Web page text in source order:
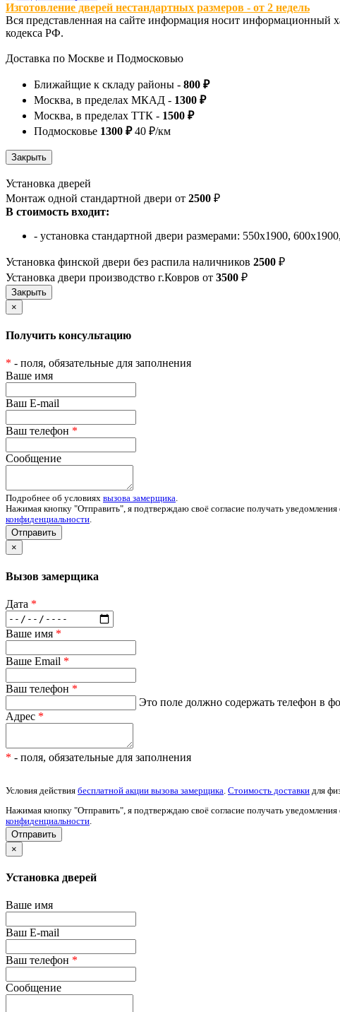
Изготовление дверей нестандартных размеров - от 2 недель
Вся представленная на сайте информация носит информационный
кодекса РФ.
Доставка по Москве и Подмосковью
Ближайщие к складу районы - 800 ₽
Москва, в пределах МКАД - 1300 ₽
Москва, в пределах ТТК - 1500 ₽
Подмосковье 1300 ₽40 ₽/км
Установка дверей
Монтаж одной стандартной двери от 2500 ₽
В стоимость входит:
- установка стандартной двери размерами: 550х1900,
Установка финской двери без распила наличников 2500 ₽
Установка двери производство г.Ковров от 3500 ₽
×
Получить консультацию
* - поля, обязательные для заполнения
Ваше имя
Ваш E-mail
Ваш телефон *
Сообщение
Подробнее об условиях вызова замерщика.
Нажимая кнопку "Отправить", я подтверждаю своё согласие получать
конфиденциальности.
Отправить
×
Вызов замерщика
Дата *
Ваше имя *
Ваше Email *
Ваш телефон *
Это поле должно содержать телефон в
Адрес *
* - поля, обязательные для заполнения
Условия действия бесплатной акции вызова замерщика Стоимость доставки для
Нажимая кнопку "Отправить", я подтверждаю своё согласие получать
конфиденциальности
×
Установка дверей
Ваше имя
Ваш E-mail
Ваш телефон *
Сообщение